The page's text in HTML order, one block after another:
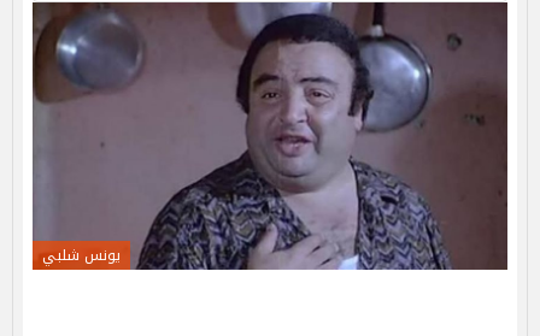
يونس شلبي